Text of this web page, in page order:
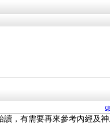
，有需要再來參考內經及